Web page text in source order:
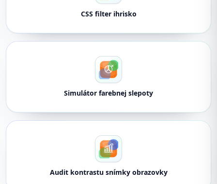
CSS filter ihrisko
Simulátor farebnej slepoty
Audit kontrastu snímky obrazovky